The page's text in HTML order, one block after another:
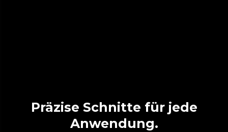
Präzise Schnitte für jede
Anwendung.